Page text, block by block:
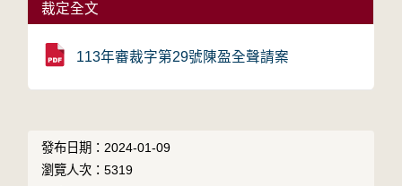
裁定全文
113年審裁字第29號陳盈全聲請案
發布日期：2024-01-09
瀏覽人次：5319